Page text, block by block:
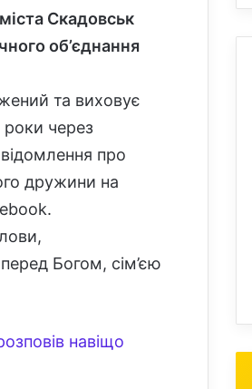
Скадовськ
об’єднання
та виховує
через
про
дружини на
Богом, сім’єю
навіщо